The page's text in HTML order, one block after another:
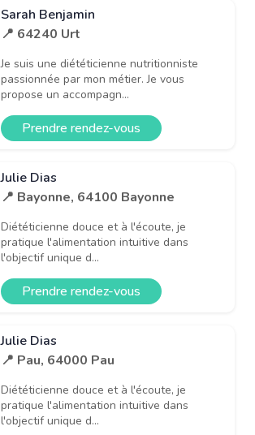
Sarah Benjamin
📍 64240 Urt
Je suis une diététicienne nutritionniste
passionnée par mon métier. Je vous
propose un accompagn...
Prendre rendez-vous
Julie Dias
📍 Bayonne, 64100 Bayonne
Diététicienne douce et à l'écoute, je
pratique l'alimentation intuitive dans
l'objectif unique d...
Prendre rendez-vous
Julie Dias
📍 Pau, 64000 Pau
Diététicienne douce et à l'écoute, je
pratique l'alimentation intuitive dans
l'objectif unique d...